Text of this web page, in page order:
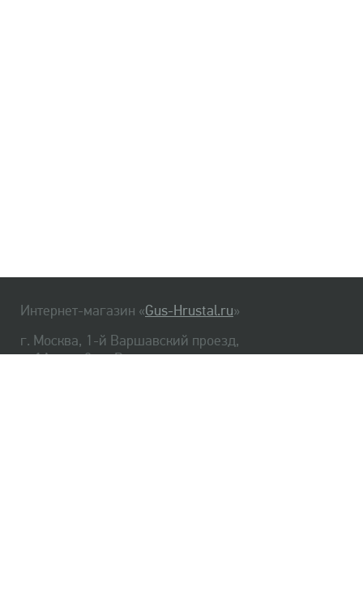
Интернет-магазин «Gus-Hrustal.ru»
г. Москва, 1-й Варшавский проезд,
д. 1А, стр. 3, м. Варшавская